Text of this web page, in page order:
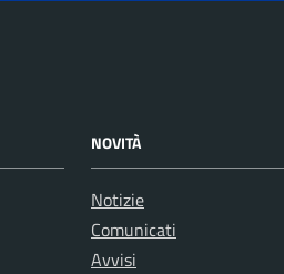
NOVITÀ
Notizie
Comunicati
Avvisi